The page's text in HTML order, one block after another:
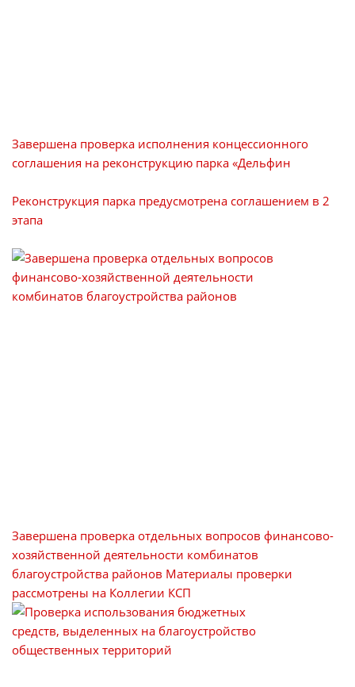
Завершена проверка исполнения концессионного
соглашения на реконструкцию парка «Дельфин
Реконструкция парка предусмотрена соглашением в 2
этапа
Завершена проверка отдельных вопросов финансово-
хозяйственной деятельности комбинатов
благоустройства районов Материалы проверки
рассмотрены на Коллегии КСП